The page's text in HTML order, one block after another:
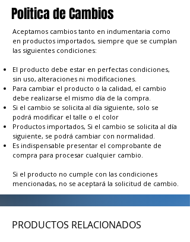
Politica de Cambios
Aceptamos cambios tanto en indumentaria como
en productos importados, siempre que se cumplan
las siguientes condiciones:
El producto debe estar en perfectas condiciones,
sin uso, alteraciones ni modificaciones.
Para cambiar el producto o la calidad, el cambio
debe realizarse el mismo día de la compra.
Si el cambio se solicita al día siguiente, solo se
podrá modificar el talle o el color
Productos importados, Si el cambio se solicita al día
siguiente, se podrá cambiar con normalidad.
Es indispensable presentar el comprobante de
compra para procesar cualquier cambio.
Si el producto no cumple con las condiciones
mencionadas, no se aceptará la solicitud de cambio.
PRODUCTOS RELACIONADOS